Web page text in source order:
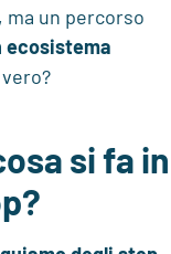
ma un percorso
ecosistema
si fa in